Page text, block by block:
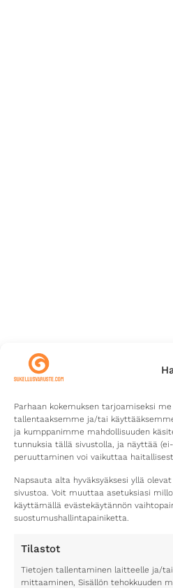
Parhaan kokemuksen tarjoamiseksi
tallentaaksemme ja/tai
ja kumppanimme mahdollisuuden
tunnuksia tällä sivustolla, ja näyttää
peruuttaminen voi vaikuttaa
Napsauta alta hyväksyäksesi yllä
sivustoa. Voit muuttaa asetuksiasi
käyttämällä evästekäytännön
suostumushallintapainiketta.
Tilastot
Tietojen tallentaminen laitteelle ja/
mittaaminen, Sisällön tehokkuuden